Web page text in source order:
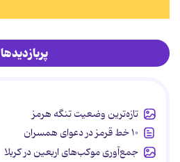
پربازدیدها
تازه‌ترین وضعیت تنگه هرمز
۱۰ خط قرمز در دعوای همسران
جمع‌آوری موکب‌های اربعین در کربلا